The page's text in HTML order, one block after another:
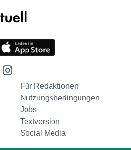
Für Redaktionen
Nutzungsbedingungen
Jobs
Textversion
Social Media